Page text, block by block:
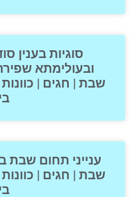
סוגיות בענין
ובעולימתא
שבת | חגים |
ענייני תחום שבת
שבת | חגים |